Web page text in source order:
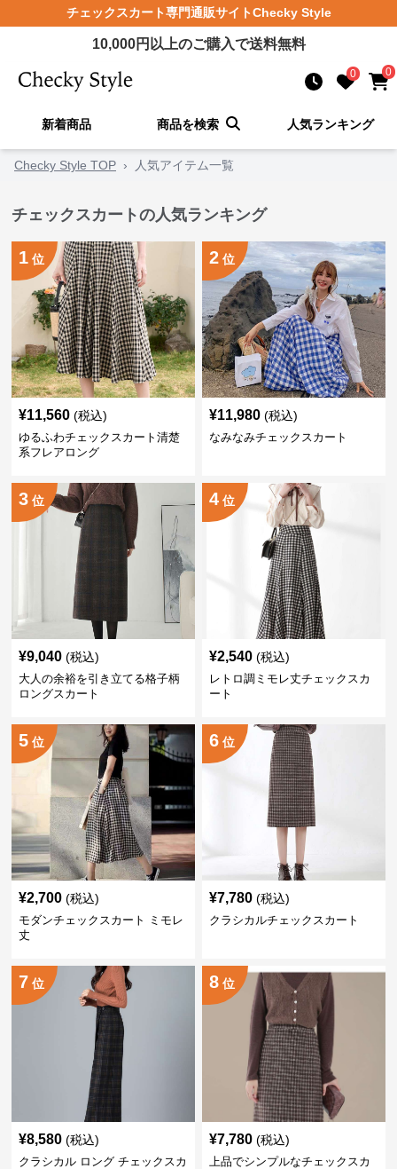
チェックスカート専門通販サイトChecky Style
10,000円以上のご購入で送料無料
0 0
新着商品 商品を検索 人気ランキング
Checky Style TOP › 人気アイテム一覧
チェックスカートの人気ランキング
1 位
¥11,560 (税込)
ゆるふわチェックスカート清楚
系フレアロング
2 位
¥11,980 (税込)
なみなみチェックスカート
3 位
¥9,040 (税込)
大人の余裕を引き立てる格子柄
ロングスカート
4 位
¥2,540 (税込)
レトロ調ミモレ丈チェックスカ
ート
5 位
¥2,700 (税込)
モダンチェックスカート ミモレ
丈
6 位
¥7,780 (税込)
クラシカルチェックスカート
7 位
¥8,580 (税込)
クラシカル ロング チェックスカ
8 位
¥7,780 (税込)
上品でシンプルなチェックスカ